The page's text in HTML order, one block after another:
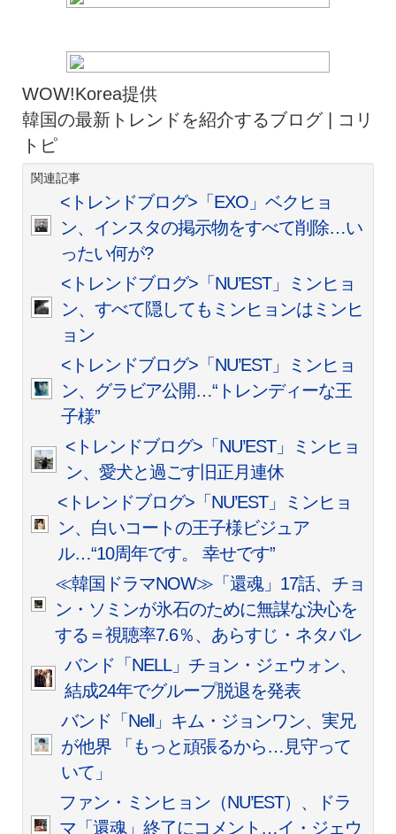
WOW!Korea提供
韓国の最新トレンドを紹介するブログ | コリ
トピ
関連記事
<トレンドブログ>「EXO」ベクヒョ
ン、インスタの掲示物をすべて削除…い
ったい何が?
<トレンドブログ>「NU’EST」ミンヒョ
ン、すべて隠してもミンヒョンはミンヒ
ョン
<トレンドブログ>「NU’EST」ミンヒョ
ン、グラビア公開…“トレンディーな王
子様”
<トレンドブログ>「NU’EST」ミンヒョ
ン、愛犬と過ごす旧正月連休
<トレンドブログ>「NU’EST」ミンヒョ
ン、白いコートの王子様ビジュア
ル…“10周年です。 幸せです”
≪韓国ドラマNOW≫「還魂」17話、チョ
ン・ソミンが氷石のために無謀な決心を
する＝視聴率7.6％、あらすじ・ネタバレ
バンド「NELL」チョン・ジェウォン、
結成24年でグループ脱退を発表
バンド「Nell」キム・ジョンワン、実兄
が他界 「もっと頑張るから…見守って
いて」
ファン・ミンヒョン（NU’EST）、ドラ
マ「還魂」終了にコメント…イ・ジェウ